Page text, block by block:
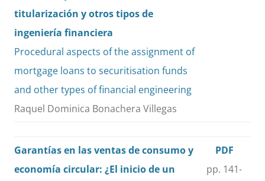
titularización y otros tipos de
ingeniería financiera
Procedural aspects of the assignment of
mortgage loans to securitisation funds
and other types of financial engineering
Raquel Dominica Bonachera Villegas
Garantías en las ventas de consumo y
economía circular: ¿El inicio de un
PDF
pp. 141-